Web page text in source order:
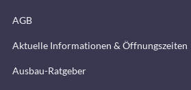
AGB
Aktuelle Informationen & Öffnungszeiten
Ausbau-Ratgeber